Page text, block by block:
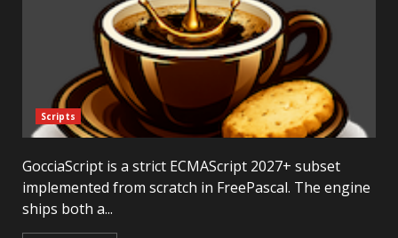
Scripts
GocciaScript is a strict ECMAScript 2027+ subset
implemented from scratch in FreePascal. The engine
ships both a...